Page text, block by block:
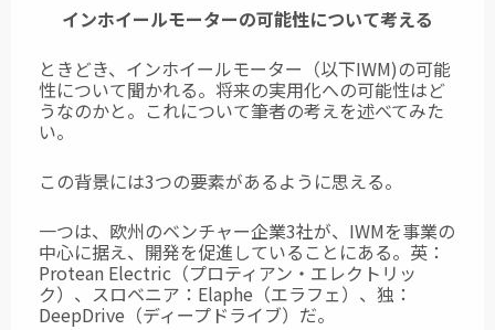
インホイールモーターの可能性について考える
ときどき、インホイールモーター（以下IWM)の可能
性について聞かれる。将来の実用化への可能性はど
うなのかと。これについて筆者の考えを述べてみた
い。
この背景には3つの要素があるように思える。
一つは、欧州のベンチャー企業3社が、IWMを事業の
中心に据え、開発を促進していることにある。英：
Protean Electric（プロティアン・エレクトリッ
ク）、スロベニア：Elaphe（エラフェ）、独：
DeepDrive（ディープドライブ）だ。